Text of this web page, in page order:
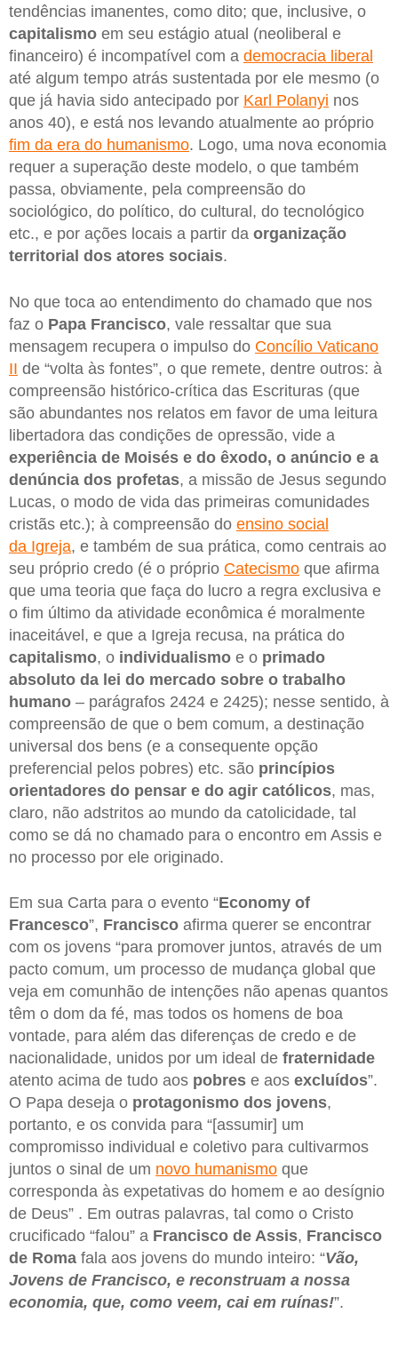
tendências imanentes, como dito; que, inclusive, o
capitalismo em seu estágio atual (neoliberal e
financeiro) é incompatível com a democracia liberal
até algum tempo atrás sustentada por ele mesmo (o
que já havia sido antecipado por Karl Polanyi nos
anos 40), e está nos levando atualmente ao próprio
fim da era do humanismo. Logo, uma nova economia
requer a superação deste modelo, o que também
passa, obviamente, pela compreensão do
sociológico, do político, do cultural, do tecnológico
etc., e por ações locais a partir da organização
territorial dos atores sociais.
No que toca ao entendimento do chamado que nos
faz o Papa Francisco, vale ressaltar que sua
mensagem recupera o impulso do Concílio Vaticano
II de “volta às fontes”, o que remete, dentre outros: à
compreensão histórico-crítica das Escrituras (que
são abundantes nos relatos em favor de uma leitura
libertadora das condições de opressão, vide a
experiência de Moisés e do êxodo, o anúncio e a
denúncia dos profetas, a missão de Jesus segundo
Lucas, o modo de vida das primeiras comunidades
cristãs etc.); à compreensão do ensino social
da Igreja, e também de sua prática, como centrais ao
seu próprio credo (é o próprio Catecismo que afirma
que uma teoria que faça do lucro a regra exclusiva e
o fim último da atividade econômica é moralmente
inaceitável, e que a Igreja recusa, na prática do
capitalismo, o individualismo e o primado
absoluto da lei do mercado sobre o trabalho
humano – parágrafos 2424 e 2425); nesse sentido, à
compreensão de que o bem comum, a destinação
universal dos bens (e a consequente opção
preferencial pelos pobres) etc. são princípios
orientadores do pensar e do agir católicos, mas,
claro, não adstritos ao mundo da catolicidade, tal
como se dá no chamado para o encontro em Assis e
no processo por ele originado.
Em sua Carta para o evento “Economy of
Francesco”, Francisco afirma querer se encontrar
com os jovens “para promover juntos, através de um
pacto comum, um processo de mudança global que
veja em comunhão de intenções não apenas quantos
têm o dom da fé, mas todos os homens de boa
vontade, para além das diferenças de credo e de
nacionalidade, unidos por um ideal de fraternidade
atento acima de tudo aos pobres e aos excluídos”.
O Papa deseja o protagonismo dos jovens,
portanto, e os convida para “[assumir] um
compromisso individual e coletivo para cultivarmos
juntos o sinal de um novo humanismo que
corresponda às expetativas do homem e ao desígnio
de Deus” . Em outras palavras, tal como o Cristo
crucificado “falou” a Francisco de Assis, Francisco
de Roma fala aos jovens do mundo inteiro: “Vão,
Jovens de Francisco, e reconstruam a nossa
economia, que, como veem, cai em ruínas!”.